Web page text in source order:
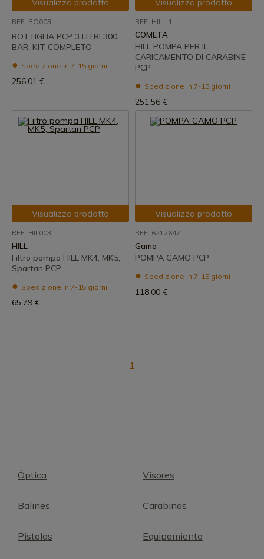
Visualizza prodotto
REF: BO003
BOTTIGLIA PCP 3 LITRI 300
BAR. KIT COMPLETO
Spedizione in 7-15 giorni
256,01 €
Visualizza prodotto
REF: HILL-1
COMETA
HILL POMPA PER IL
CARICAMENTO DI CARABINE
PCP
Spedizione in 7-15 giorni
251,56 €
Visualizza prodotto
REF: HIL003
HILL
Filtro pompa HILL MK4, MK5,
Spartan PCP
Spedizione in 7-15 giorni
65,79 €
Visualizza prodotto
REF: 6212647
Gamo
POMPA GAMO PCP
Spedizione in 7-15 giorni
118,00 €
1
Óptica Visores
Balines Carabinas
Pistolas Equipamiento